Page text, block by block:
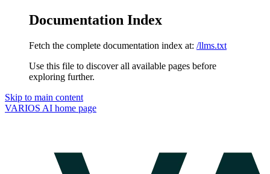
Documentation Index
Fetch the complete documentation index at: /llms.txt
Use this file to discover all available pages before
exploring further.
Skip to main content
VARIOS AI home page